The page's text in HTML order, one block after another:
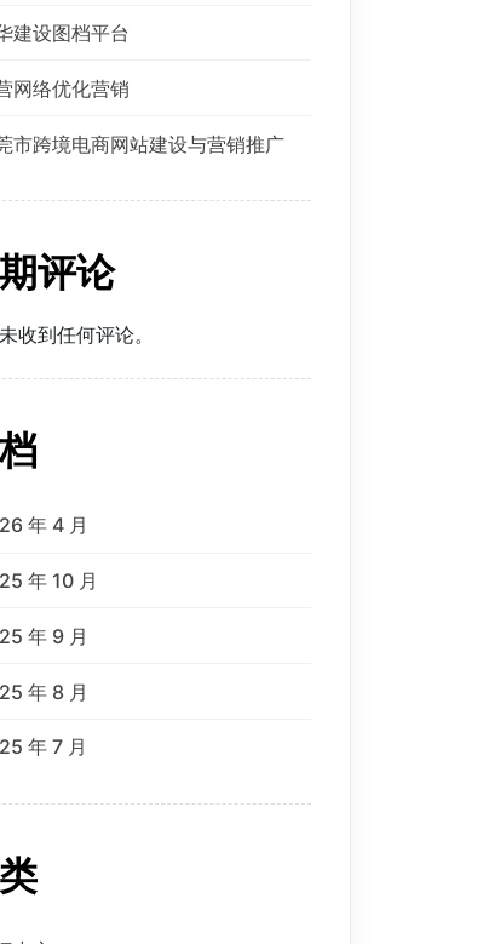
为此，专业工作室将结合企业业务特点、目标客户
项目经验和技术实力。我们依据网站内容和企业目
建设图档平台
网络优化营销
市跨境电商网站建设与营销推广
评论
收到任何评论。
年 4 月
年 10 月
年 9 月
年 8 月
年 7 月